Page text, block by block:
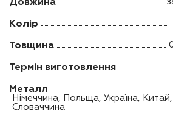
Колір
Товщина
Термін виготовлення
Металл
Німеччина, Польща, Україна, Китай,
Словаччина